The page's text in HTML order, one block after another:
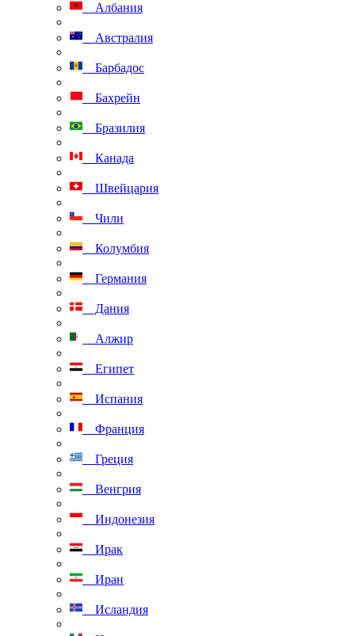
Албания
Австралия
Барбадос
Бахрейн
Бразилия
Канада
Швейцария
Чили
Колумбия
Германия
Дания
Алжир
Египет
Испания
Франция
Греция
Венгрия
Индонезия
Ирак
Иран
Исландия